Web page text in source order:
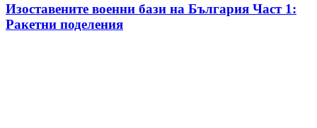
Изоставените военни бази на България Част 1:
Ракетни поделения